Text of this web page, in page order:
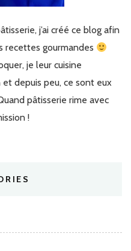
j’ai créé ce blog afin
recettes gourmandes
je leur cuisine
depuis peu, ce sont eux
pâtisserie rime avec
!